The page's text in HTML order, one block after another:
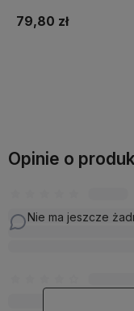
79,80 zł
Opinie o
Nie ma jeszcze